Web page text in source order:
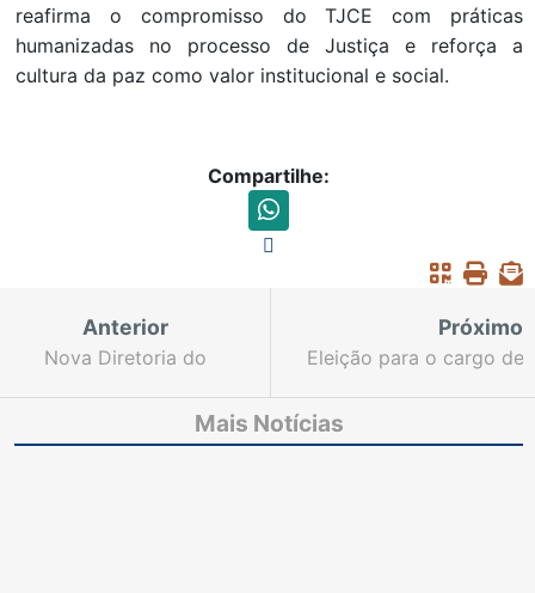
reafirma o compromisso do TJCE com práticas
humanizadas no processo de Justiça e reforça a
cultura da paz como valor institucional e social.
Compartilhe:
Anterior
Nova Diretoria do
em Fortaleza nesta
quinta-feira (22)
Próximo
Eleição para o cargo de
TJCE será nesta sexta-
feira (30)
Mais Notícias